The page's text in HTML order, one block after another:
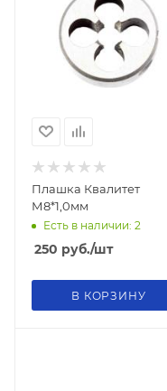
Плашка Квалитет
М8*1,0мм
Есть в наличии: 2
250 руб./шт
В КОРЗИНУ